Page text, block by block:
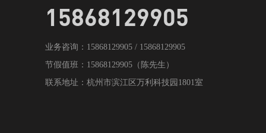
15868129905
业务咨询：15868129905 / 15868129905
节假值班：15868129905（陈先生）
联系地址：杭州市滨江区万利科技园1801室